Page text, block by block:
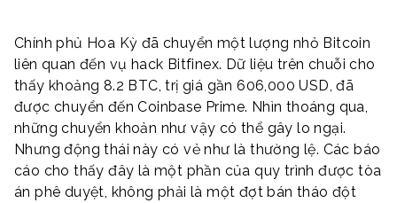
Chính phủ Hoa Kỳ đã chuyển một lượng nhỏ Bitcoin
liên quan đến vụ hack Bitfinex. Dữ liệu trên chuỗi cho
thấy khoảng 8.2 BTC, trị giá gần 606,000 USD, đã
được chuyển đến Coinbase Prime. Nhìn thoáng qua,
những chuyển khoản như vậy có thể gây lo ngại.
Nhưng động thái này có vẻ như là thường lệ. Các báo
cáo cho thấy đây là một phần của quy trình được tòa
án phê duyệt, không phải là một đợt bán tháo đột